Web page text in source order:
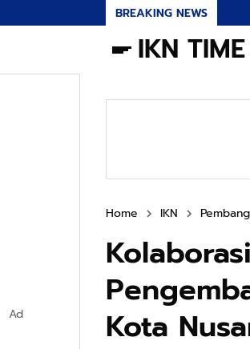
BREAKING NEWS
IKN TIME
Home IKN
Kota
Ad